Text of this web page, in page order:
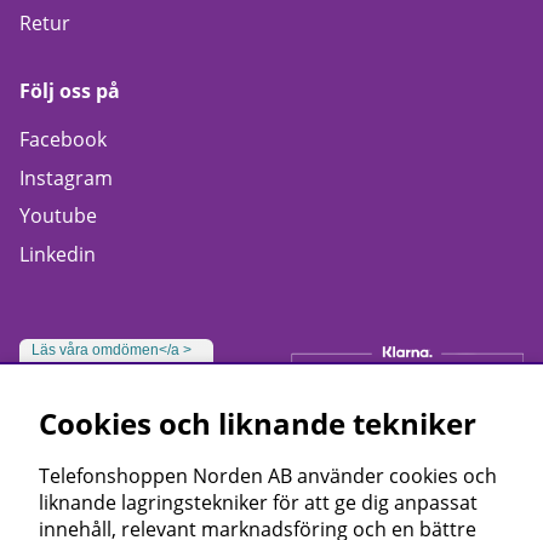
Retur
Följ oss på
Facebook
Instagram
Youtube
Linkedin
Läs våra omdömen</a >
Cookies och liknande tekniker
Telefonshoppen Norden AB använder cookies och
liknande lagringstekniker för att ge dig anpassat
innehåll, relevant marknadsföring och en bättre